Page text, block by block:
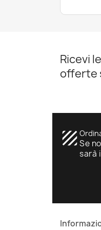
Ricevi
offerte
textureSe
sarà